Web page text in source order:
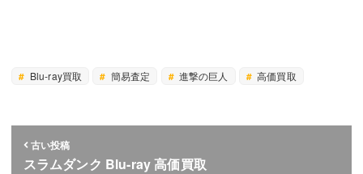
Blu-ray買取 簡易査定 進撃の巨人 高価買取
古い投稿
スラムダンク Blu-ray 高価買取